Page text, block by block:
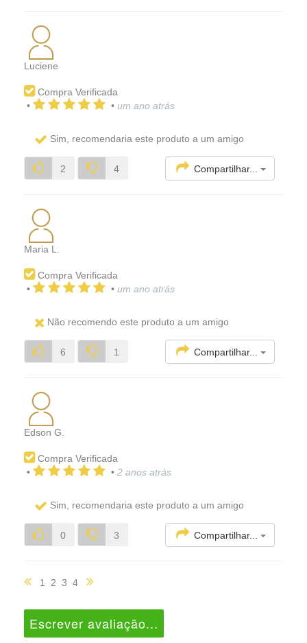
Luciene
Compra Verificada
•
• um ano atrás
Sim, recomendaria este produto a um amigo
2 4 Compartilhar...
Maria L.
Compra Verificada
•
• um ano atrás
Não recomendo este produto a um amigo
6 1 Compartilhar...
Edson G.
Compra Verificada
•
• 2 anos atrás
Sim, recomendaria este produto a um amigo
0 3 Compartilhar...
1 2 3 4
Escrever avaliação...